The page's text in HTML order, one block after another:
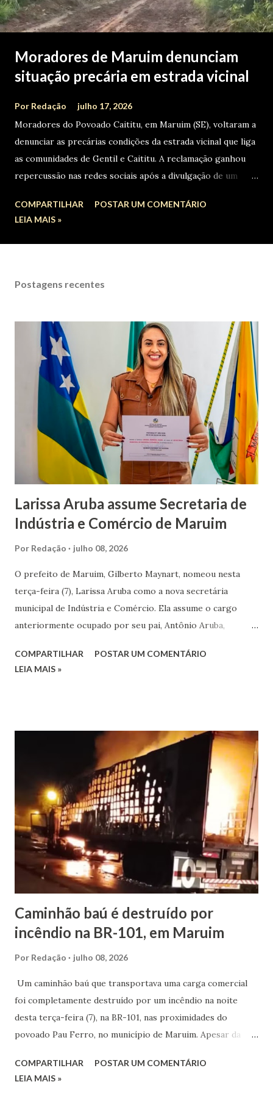
Moradores de Maruim denunciam
situação precária em estrada vicinal
Por Redação julho 17, 2026
Moradores do Povoado Caititu, em Maruim (SE), voltaram a
denunciar as precárias condições da estrada vicinal que liga
as comunidades de Gentil e Caititu. A reclamação ganhou
repercussão nas redes sociais após a divulgação de um
devido às dificuldades para trafegar pela via. Em uma
"inadmissível". "Ônibus do Povoado Caititu sendo puxado
realizada na estrada durante o período chuvoso. "É uma
vergonha, uma irresponsabilidade passar a máquina na
estrada quando o tempo estava todo de chuva", afirmou. Até
a publicação desta reportagem, a Prefeitura de Maruim não
havia se manifestado sobre as denúncias. O espaço
permanece aberto para que a admini...
COMPARTILHAR
POSTAR UM COMENTÁRIO
LEIA MAIS »
Postagens recentes
Larissa Aruba assume Secretaria de
Indústria e Comércio de Maruim
Por Redação julho 08, 2026
O prefeito de Maruim, Gilberto Maynart, nomeou nesta
terça-feira (7), Larissa Aruba como a nova secretária
municipal de Indústria e Comércio. Ela assume o cargo
anteriormente ocupado por seu pai, Antônio Aruba,
redes sociais, Larissa agradeceu ao prefeito pela confiança
responsabilidade, compromisso e dedicação para trabalhar
pelo fortalecimento do comércio, do empreendedorismo e
do desenvolvimento da nossa cidade", escreveu. Na
publicação, a nova secretária afirmou que pretende atuar
para incentivar o desenvolvimento econômico de Maruim e
fortalecer o setor produtivo local. Larissa encerrou a
mensagem pedindo a bênção de Deus para a nova
caminhada e reforçando o compromisso de trabalhar por
uma cidade "cada vez ...
COMPARTILHAR
POSTAR UM COMENTÁRIO
LEIA MAIS »
Caminhão baú é destruído por
incêndio na BR-101, em Maruim
Por Redação julho 08, 2026
Um caminhão baú que transportava uma carga comercial
foi completamente destruído por um incêndio na noite
desta terça-feira (7), na BR-101, nas proximidades do
povoado Pau Ferro, no município de Maruim. Apesar da
com o Corpo de Bombeiros Militar de Sergipe (CBMSE), as
COMPARTILHAR
POSTAR UM COMENTÁRIO
LEIA MAIS »